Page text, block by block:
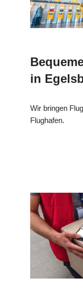
in
Wir bringen
Flughafen.